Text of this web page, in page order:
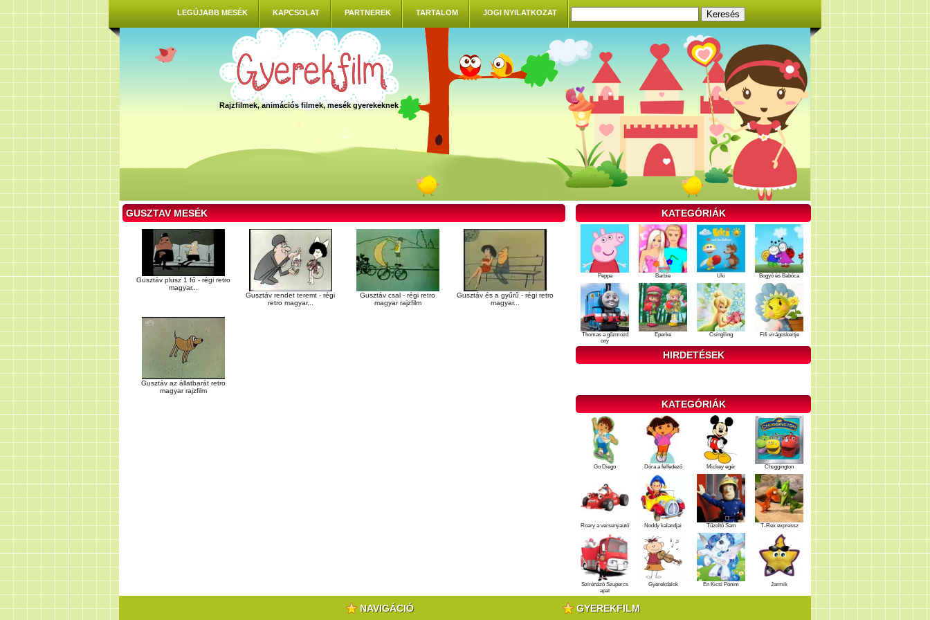
LEGÚJABB MESÉK KAPCSOLAT PARTNEREK TARTALOM JOGI NYILATKOZAT
Rajzfilmek, animációs filmek, mesék gyerekeknek
GUSZTAV MESÉK
Gusztáv plusz 1 fő - régi retro
magyar...
Gusztáv rendet teremt - régi
retro magyar...
Gusztáv csal - régi retro
magyar rajzfilm
Gusztáv és a gyűrű - régi retro
magyar...
Gusztáv az állatbarát retro
magyar rajzfilm
KATEGÓRIÁK
Peppa Barbie Uki Bogyó és Babóca
Thomas a gőzmozd
ony
Eperke Csingiling Fifi virágoskertje
HIRDETÉSEK
KATEGÓRIÁK
Go Diego Dóra a felfedező Mickey egér Chuggington
Roary a versenyautó Noddy kalandjai Tűzoltó Sam T-Rex expressz
Szirénázó Szupercs
apat
Gyerekdalok Én Kicsi Pónim Jarmik
NAVIGÁCIÓ GYEREKFILM